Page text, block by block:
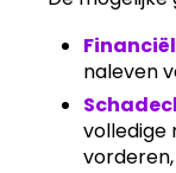
naleven
volledige